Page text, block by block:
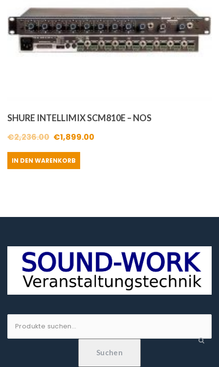
SHURE INTELLIMIX SCM810E – NOS
€2,236.00 Ursprünglicher
Preis
war:
€1,899.00
IN DEN WARENKORB
Suchen